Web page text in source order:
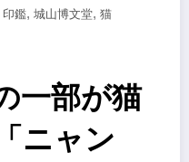
印鑑, 城山博文堂, 猫
一部が猫
ニャン